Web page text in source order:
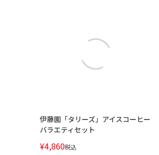
伊藤園「タリーズ」アイスコーヒー
バラエティセット
¥4,860税込